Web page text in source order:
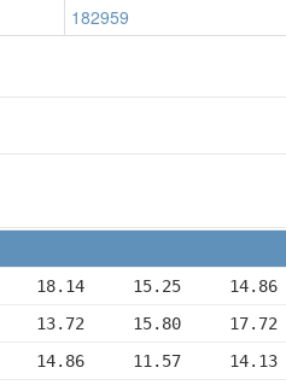
182959
18.14     15.25     14.86
13.72     15.80     17.72
14.86     11.57     14.13